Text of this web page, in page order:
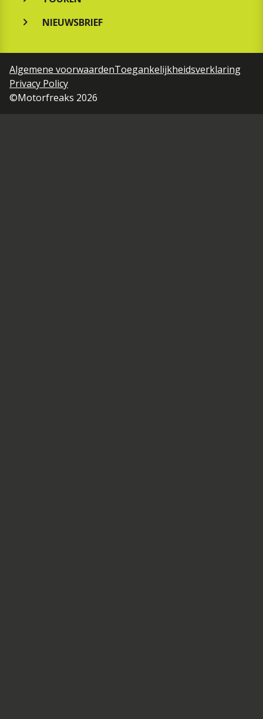
NIEUWSBRIEF
Algemene voorwaardenToegankelijkheidsverklaring
Privacy Policy
©Motorfreaks 2026